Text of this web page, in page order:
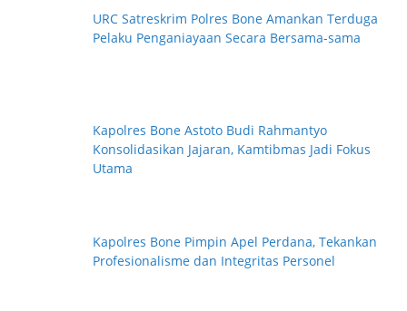
URC Satreskrim Polres Bone Amankan Terduga
Pelaku Penganiayaan Secara Bersama-sama
Kapolres Bone Astoto Budi Rahmantyo
Konsolidasikan Jajaran, Kamtibmas Jadi Fokus
Utama
Kapolres Bone Pimpin Apel Perdana, Tekankan
Profesionalisme dan Integritas Personel